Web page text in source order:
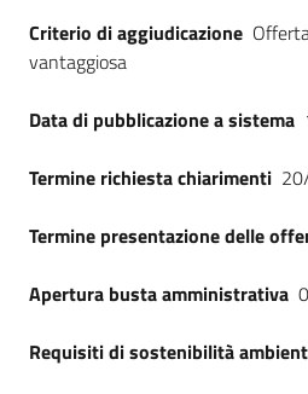
Criterio di aggiudicazione
vantaggiosa
Data di pubblicazione a sistema
Termine richiesta chiarimenti
Termine presentazione delle
Apertura busta amministrativa
Requisiti di sostenibilità